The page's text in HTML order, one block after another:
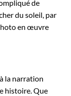
de
du soleil, par
en œuvre
la narration
histoire. Que